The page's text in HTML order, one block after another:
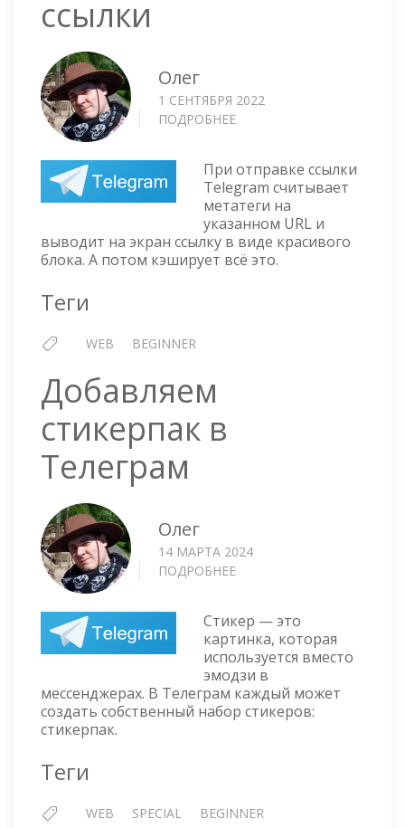
ссылки
Олег
1 СЕНТЯБРЯ 2022
ПОДРОБНЕЕ
СБРАСЫВАЕМ
КЭШ
ССЫЛКИ
При отправке ссылки
Telegram считывает
метатеги на
указанном URL и
выводит на экран ссылку в виде красивого
блока. А потом кэширует всё это.
Теги
WEB BEGINNER
Добавляем
стикерпак в
Телеграм
Олег
14 МАРТА 2024
ПОДРОБНЕЕ
В
ТЕЛЕГРАМ
Стикер — это
картинка, которая
используется вместо
эмодзи в
мессенджерах. В Телеграм каждый может
создать собственный набор стикеров:
стикерпак.
Теги
WEB SPECIAL BEGINNER